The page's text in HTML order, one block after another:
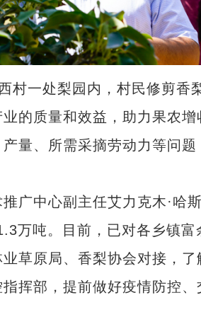
村一处梨园内，村民修剪香
质量和效益，助力果农增
量、所需采摘劳动力等问
中心副主任艾力克木·哈
万吨。目前，已对各乡镇富
草原局、香梨协会对接，
挥部，提前做好疫情防控